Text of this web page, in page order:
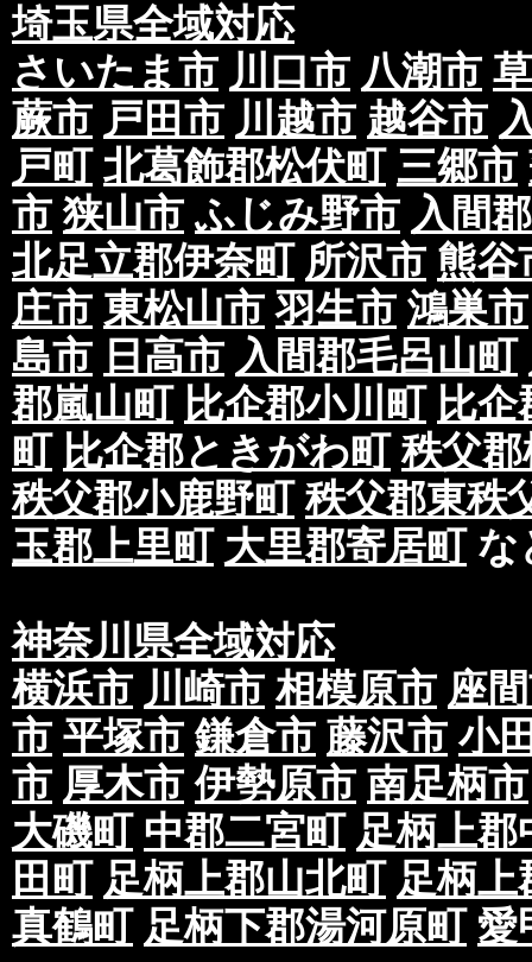
埼玉県全域対応
さいたま市 川口市 八潮市
蕨市 戸田市 川越市 越谷市
戸町 北葛飾郡松伏町 三郷市
市 狭山市 ふじみ野市 入間
北足立郡伊奈町 所沢市 熊谷
庄市 東松山市 羽生市 鴻巣市
島市 日高市 入間郡毛呂山町
郡嵐山町 比企郡小川町 比
町 比企郡ときがわ町 秩父
秩父郡小鹿野町 秩父郡東秩
玉郡上里町 大里郡寄居町な
神奈川県全域対応
横浜市 川崎市 相模原市 座
市 平塚市 鎌倉市 藤沢市 小
市 厚木市 伊勢原市 南足柄市
大磯町 中郡二宮町 足柄上郡
田町 足柄上郡山北町 足柄上
真鶴町 足柄下郡湯河原町 愛